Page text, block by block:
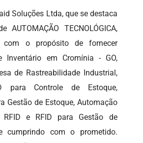
Soluções Ltda, que se destaca
AUTOMAÇÃO TECNOLÓGICA,
com o propósito de fornecer
Inventário em Cromínia - GO,
de Rastreabilidade Industrial,
para Controle de Estoque,
Gestão de Estoque, Automação
RFID e RFID para Gestão de
cumprindo com o prometido.